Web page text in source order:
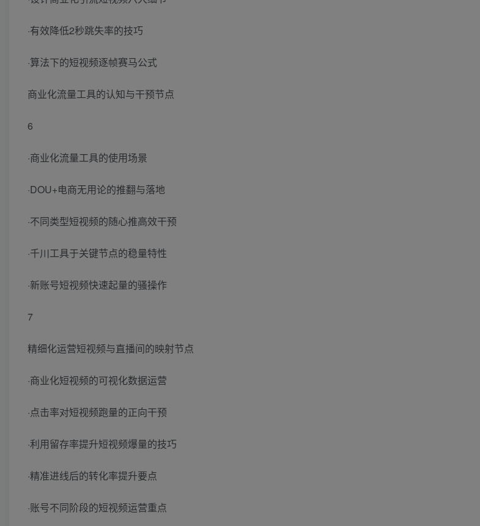
·有效降低2秒跳失率的技巧
·算法下的短视频逐帧赛马公式
商业化流量工具的认知与干预节点
6
·商业化流量工具的使用场景
·DOU+电商无用论的推翻与落地
·不同类型短视频的随心推高效干预
·千川工具于关键节点的稳量特性
·新账号短视频快速起量的骚操作
7
精细化运营短视频与直播间的映射节点
·商业化短视频的可视化数据运营
·点击率对短视频跑量的正向干预
·利用留存率提升短视频爆量的技巧
·精准进线后的转化率提升要点
·账号不同阶段的短视频运营重点